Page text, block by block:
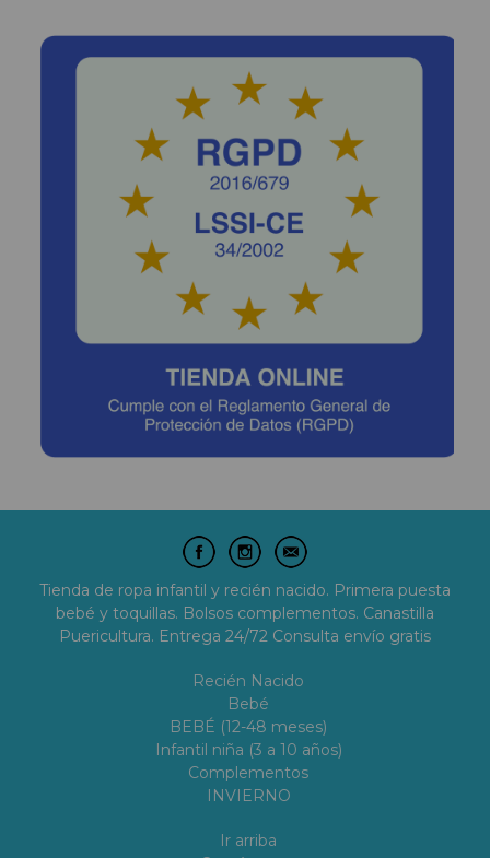
Tienda de ropa infantil y recién nacido. Primera puesta
bebé y toquillas. Bolsos complementos. Canastilla
Puericultura. Entrega 24/72 Consulta envío gratis
Recién Nacido
Bebé
BEBÉ (12-48 meses)
Infantil niña (3 a 10 años)
Complementos
INVIERNO
Ir arriba